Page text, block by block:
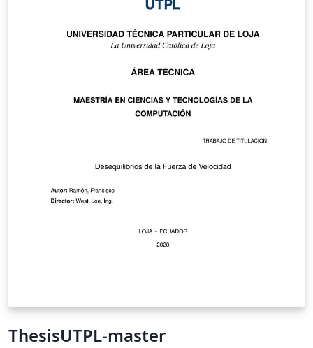
ThesisUTPL-master